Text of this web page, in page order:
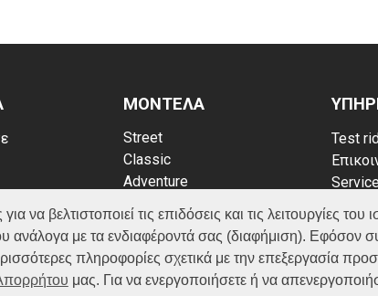
να βελτιστοποιεί τις επιδόσεις και τις λειτουργίες του
ανάλογα με τα ενδιαφέροντά σας (διαφήμιση). Εφόσον
πληροφορίες σχετικά με την επεξεργασία
μας. Για να ενεργοποιήσετε ή να
ΜΟΝΤΕΛΑ
Street
Classic
Adventure
ATV (Loncin)
Test
Service
FAQ